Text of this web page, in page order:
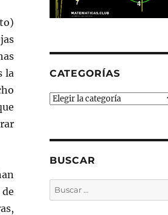
la
CATEGORÍAS
Categorías
BUSCAR
Buscar
por: